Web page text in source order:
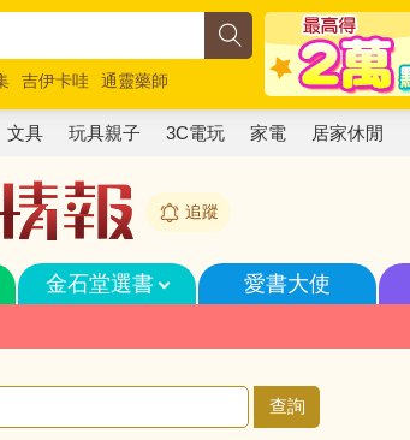
吉伊卡哇
通靈藥師
超慢跑
文具 玩具親子 3C電玩 家電 居家休閒
追蹤
金石堂選書 愛書大使